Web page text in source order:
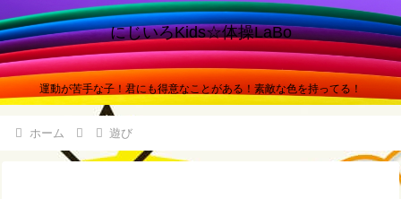
にじいろKids☆体操LaBo
運動が苦手な子！君にも得意なことがある！素敵な色を持ってる！
ホーム 遊び